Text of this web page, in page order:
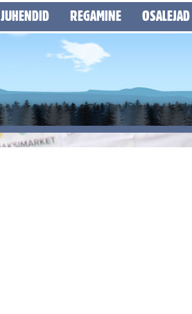
JUHENDID REGAMINE OSALEJAD